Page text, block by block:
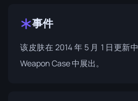
事件
该皮肤在 2014 年 5 月 1 日更新
Weapon Case中展出。